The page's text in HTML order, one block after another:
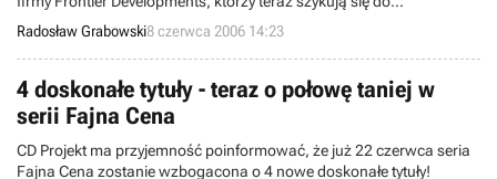
wypuszczenia następnej gry, traktującej o kolejkach górskich i
innych lunaparkowych atrakcjach. Przygotowywany produkt nosi
nazwę Thrillville i właśnie znalazł rynkowego wydawcę na terenie
Europy.
Radosław Grabowski8 czerwca 2006 14:23
4 doskonałe tytuły - teraz o połowę taniej w
serii Fajna Cena
CD Projekt ma przyjemność poinformować, że już 22 czerwca seria
Fajna Cena zostanie wzbogacona o 4 nowe doskonałe tytuły!